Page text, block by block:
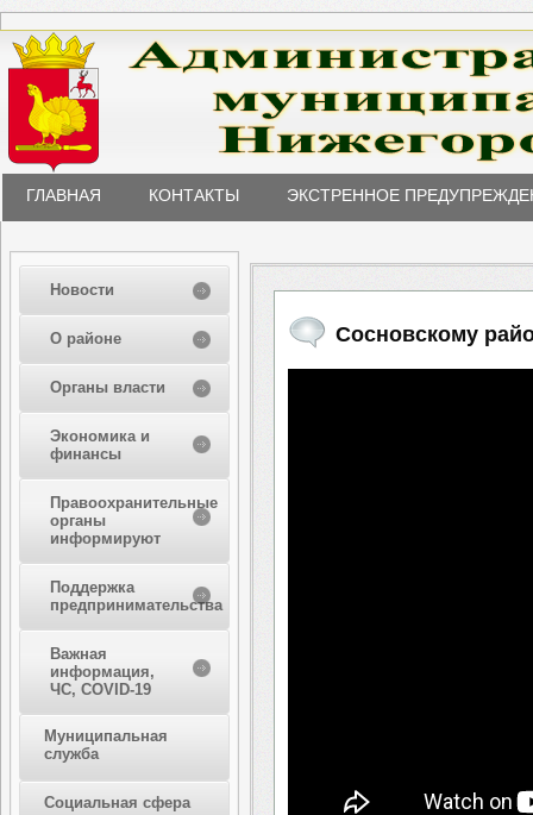
ГЛАВНАЯ КОНТАКТЫ ЭКСТРЕННОЕ
Новости
О районе
Органы власти
Экономика и
финансы
Правоохранительные
органы
информируют
Поддержка
предпринимательства
Важная
информация,
ЧС, COVID-19
Муниципальная
служба
Социальная сфера
Сосновскому